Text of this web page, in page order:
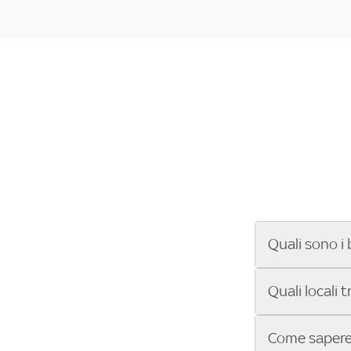
Quali sono i
Se cerchi un
ENILIVE, la
Sky Bar ti
Quali locali
Vuoi sapere
Come